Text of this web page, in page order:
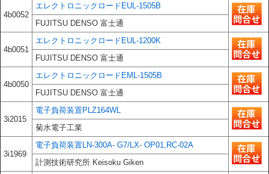
4b0052
エレクトロニックロードEUL-1505B
FUJITSU DENSO 富士通
4b0051
エレクトロニックロードEUL-1200K
FUJITSU DENSO 富士通
4b0050
エレクトロニックロードEML-1505B
FUJITSU DENSO 富士通
3i2015
電子負荷装置PLZ164WL
菊水電子工業
3i1969
電子負荷装置LN-300A- G7/LX- OP01,RC-02A
計測技術研究所 Keisoku Giken